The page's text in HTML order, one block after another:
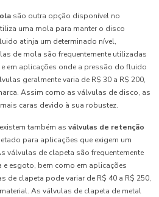
são outra opção disponível no
uma mola para manter o disco
atinja um determinado nível,
de mola são frequentemente utilizadas
em aplicações onde a pressão do fluido
geralmente varia de R$ 30 a R$ 200,
Assim como as válvulas de disco, as
caras devido à sua robustez.
também as válvulas de retenção
para aplicações que exigem um
válvulas de clapeta são frequentemente
esgoto, bem como em aplicações
de clapeta pode variar de R$ 40 a R$ 250,
As válvulas de clapeta de metal